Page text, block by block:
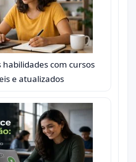
com cursos
e atualizados